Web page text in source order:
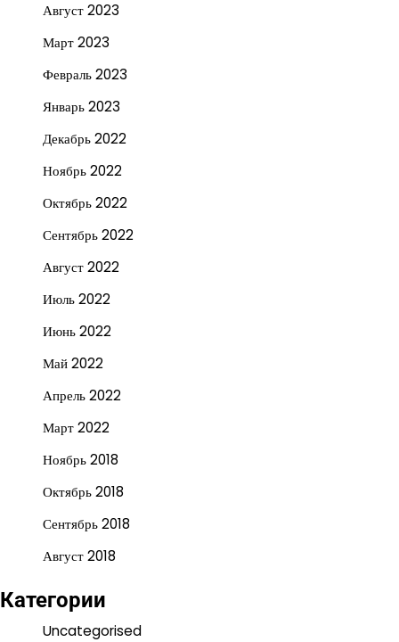
Август 2023
Март 2023
Февраль 2023
Январь 2023
Декабрь 2022
Ноябрь 2022
Октябрь 2022
Сентябрь 2022
Август 2022
Июль 2022
Июнь 2022
Май 2022
Апрель 2022
Март 2022
Ноябрь 2018
Октябрь 2018
Сентябрь 2018
Август 2018
Категории
Uncategorised